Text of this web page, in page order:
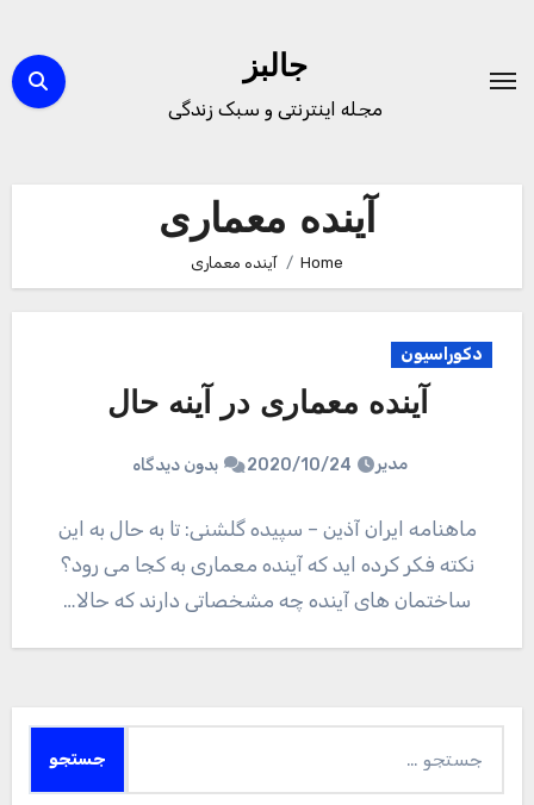
content
جالبز
مجله اینترنتی و سبک زندگی
آینده معماری
Home آینده معماری
دکوراسیون
آینده معماری در آینه حال
مدیر 2020/10/24 بدون دیدگاه
ماهنامه ایران آذین – سپیده گلشنی: تا به حال به این
نکته فکر کرده اید که آینده معماری به کجا می رود؟
ساختمان های آینده چه مشخصاتی دارند که حالا…
برای: